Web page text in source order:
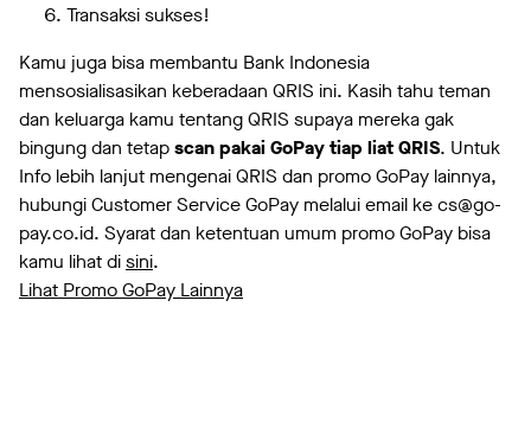
Transaksi sukses!
Kamu juga bisa membantu Bank Indonesia
mensosialisasikan keberadaan QRIS ini. Kasih tahu teman
dan keluarga kamu tentang QRIS supaya mereka gak
bingung dan tetapscan pakai GoPay tiap liat QRIS. Untuk
Info lebih lanjut mengenai QRIS dan promo GoPay lainnya,
hubungi Customer Service GoPay melalui email ke cs@go-
pay.co.id. Syarat dan ketentuan umum promo GoPay bisa
kamu lihat disini.
Lihat Promo GoPay Lainnya